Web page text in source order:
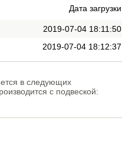
Дата загрузки
2019-07-04 18:11:50
2019-07-04 18:12:37
в следующих
с подвеской: